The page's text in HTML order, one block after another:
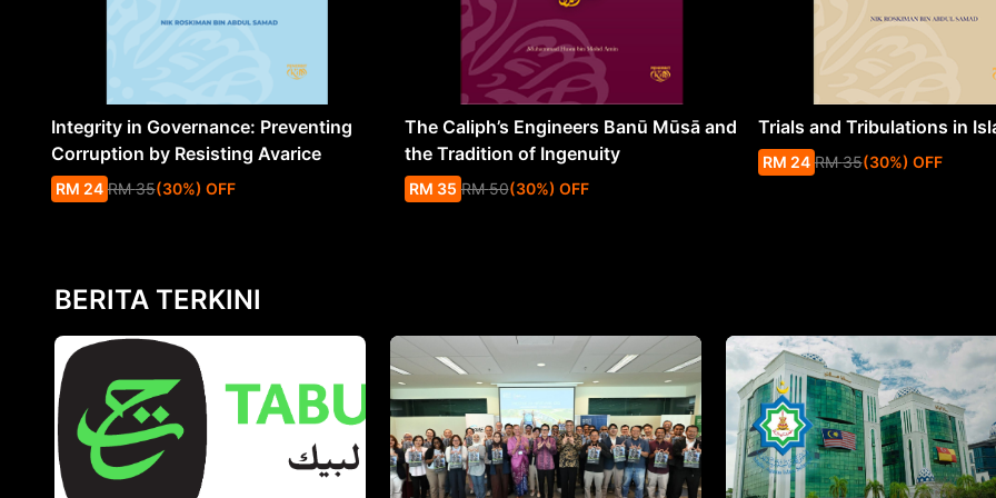
Integrity in Governance: Preventing
Corruption by Resisting Avarice
RM 24 RM 35(30%) OFF
The Caliph’s Engineers Banū Mūsā and
the Tradition of Ingenuity
RM 35 RM 50(30%) OFF
Trials and Tribulations in
RM 24 RM 35(30%) OFF
BERITA TERKINI